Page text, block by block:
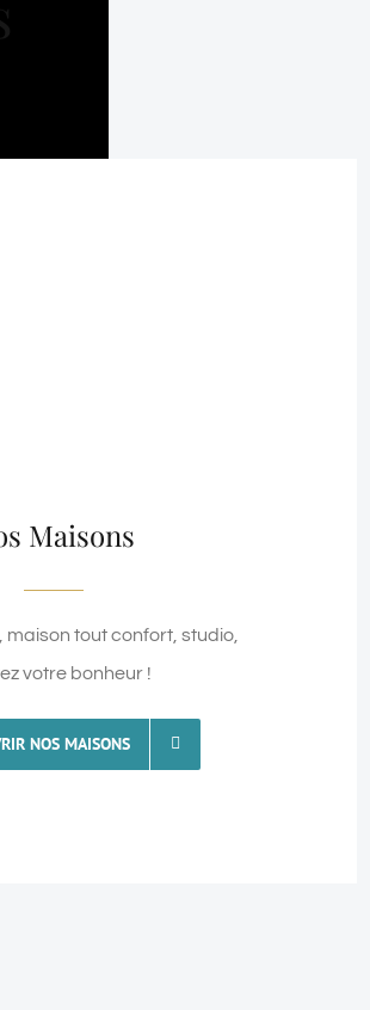
Maisons
tout confort, studio,
votre bonheur !
NOS MAISONS